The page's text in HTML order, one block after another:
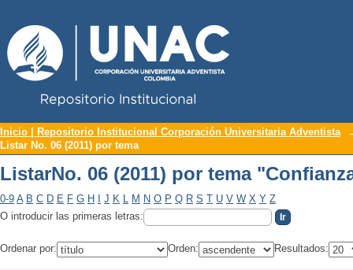
ListarNo. 06 (2011) por tema
Inicio | Repositorio Institucional Corporación Universitaria Adventista
Listar No. 06 (2011) por tema
ListarNo. 06 (2011) por tema
0-9 A B C D E F G H J K L M N O P Q R S T U V W X Y Z
O introducir las primeras letras:
Ordenar por: Orden: Resultados: